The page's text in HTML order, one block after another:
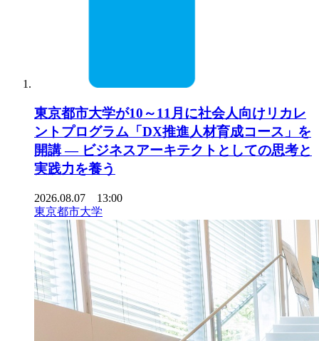
東京都市大学が10～11月に社会人向けリカレ
ントプログラム「DX推進人材育成コース」を
開講 ― ビジネスアーキテクトとしての思考と
実践力を養う
2026.08.07 13:00
東京都市大学